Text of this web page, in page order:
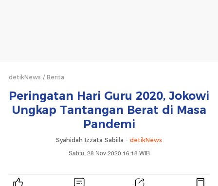
detikNews Berita
Peringatan Hari Guru 2020, Jokowi
Ungkap Tantangan Berat di Masa
Pandemi
Syahidah Izzata Sabiila - detikNews
Sabtu, 28 Nov 2020 16:18 WIB